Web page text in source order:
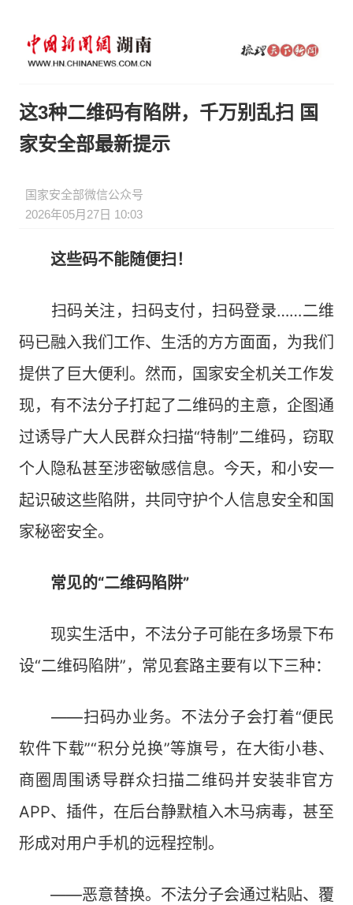
这3种二维码有陷阱，千万别乱扫 国
家安全部最新提示
国家安全部微信公众号
2026年05月27日 10:03
这些码不能随便扫！​
扫码关注，扫码支付，扫码登录……二维
码已融入我们工作、生活的方方面面，为我们
提供了巨大便利。然而，国家安全机关工作发
现，有不法分子打起了二维码的主意，企图通
过诱导广大人民群众扫描“特制”二维码，窃取
个人隐私甚至涉密敏感信息。今天，和小安一
起识破这些陷阱，共同守护个人信息安全和国
家秘密安全。
常见的“二维码陷阱”
现实生活中，不法分子可能在多场景下布
设“二维码陷阱”，常见套路主要有以下三种：
——扫码办业务。不法分子会打着“便民
软件下载”“积分兑换”等旗号，在大街小巷、
商圈周围诱导群众扫描二维码并安装非官方
APP、插件，在后台静默植入木马病毒，甚至
形成对用户手机的远程控制。
——恶意替换。不法分子会通过粘贴、覆